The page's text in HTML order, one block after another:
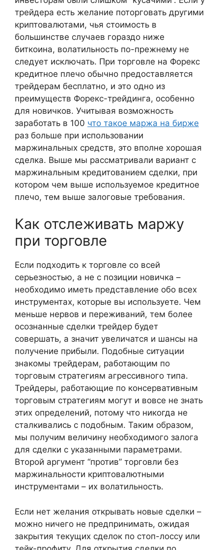
трейдера есть желание поторговать другими
криптовалютами, чья стоимость в
большинстве случаев гораздо ниже
биткоина, волатильность по-прежнему не
следует исключать. При торговле на Форекс
кредитное плечо обычно предоставляется
трейдерам бесплатно, и это одно из
преимуществ Форекс-трейдинга, особенно
для новичков. Учитывая возможность
заработать в 100 что такое маржа на бирже
раз больше при использовании
маржинальных средств, это вполне хорошая
сделка. Выше мы рассматривали вариант с
маржинальным кредитованием сделки, при
котором чем выше используемое кредитное
плечо, тем выше залоговые требования.
Как отслеживать маржу
при торговле
Если подходить к торговле со всей
серьезностью, а не с позиции новичка –
необходимо иметь представление обо всех
инструментах, которые вы используете. Чем
меньше нервов и переживаний, тем более
осознанные сделки трейдер будет
совершать, а значит увеличатся и шансы на
получение прибыли. Подобные ситуации
знакомы трейдерам, работающим по
торговым стратегиям агрессивного типа.
Трейдеры, работающие по консервативным
торговым стратегиям могут и вовсе не знать
этих определений, потому что никогда не
сталкивались с подобным. Таким образом,
мы получим величину необходимого залога
для сделки с указанными параметрами.
Второй аргумент “против” торговли без
маржинальности криптовалютными
инструментами – их волатильность.
Если нет желания открывать новые сделки –
можно ничего не предпринимать, ожидая
закрытия текущих сделок по стоп-лоссу или